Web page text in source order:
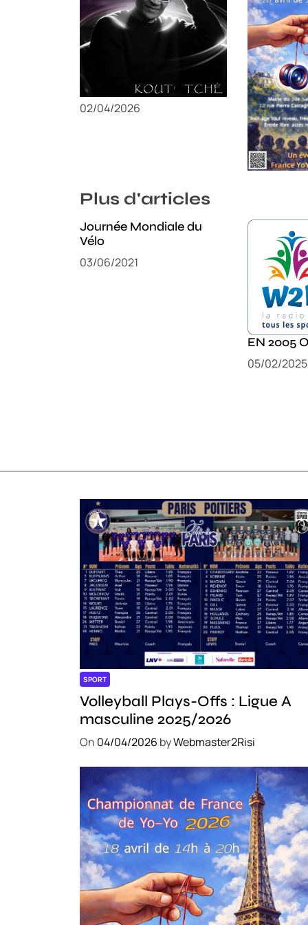
e
Artiste W2R : Jean Luc
ALGER
02/04/2026
de la
Paris 14e
18/03/2026
Plus d'articles
Journée Mondiale du
Vélo
03/06/2021
EN 2005
05/02/2025
SPORT
Volleyball Plays-Offs : Ligue A
masculine 2025/2026
On 04/04/2026 byWebmaster2Risi